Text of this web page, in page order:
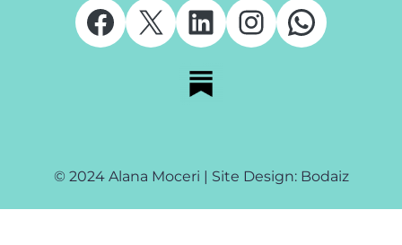
Facebook
X LinkedIn
Instagram
© 2024 Alana Moceri | Site Design: Bodaiz